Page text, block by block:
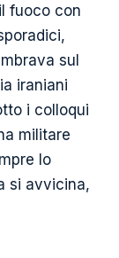
fuoco con
sul
iraniani
i colloqui
militare
lo
si avvicina,